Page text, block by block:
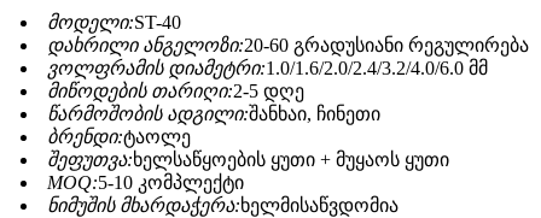
მოდელი:ST-40
დახრილი ანგელოზი:20-60 გრადუსიანი რეგულირება
ვოლფრამის დიამეტრი:1.0/1.6/2.0/2.4/3.2/4.0/6.0 მმ
მიწოდების თარიღი:2-5 დღე
წარმოშობის ადგილი:შანხაი, ჩინეთი
ბრენდი:ტაოლე
შეფუთვა:ხელსაწყოების ყუთი + მუყაოს ყუთი
MOQ:5-10 კომპლექტი
ნიმუშის მხარდაჭერა:ხელმისაწვდომია